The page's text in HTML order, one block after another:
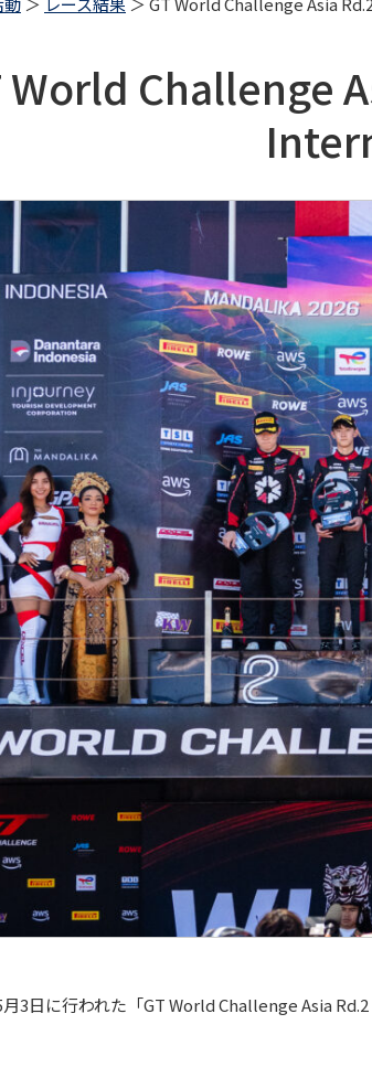
World Challenge
月3日に行われた「GT World Challenge Asia